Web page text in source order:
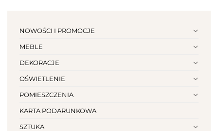
NOWOŚCI I PROMOCJE
MEBLE
DEKORACJE
OŚWIETLENIE
POMIESZCZENIA
KARTA PODARUNKOWA
SZTUKA